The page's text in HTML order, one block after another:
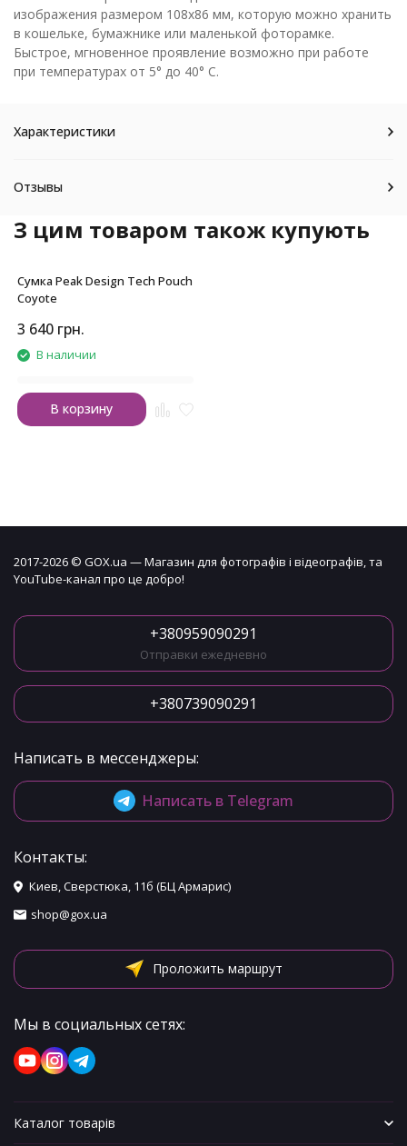
изображения размером 108х86 мм, которую можно хранить
в кошельке, бумажнике или маленькой фоторамке.
Быстрое, мгновенное проявление возможно при работе
при температурах от 5° до 40° С.
Характеристики
Отзывы
З цим товаром також купують
Сумка Peak Design Tech Pouch
Coyote
3 640 грн.
В наличии
В корзину
2017-2026 © GOX.ua — Магазин для фотографів і відеографів, та
YouTube-канал про це добро!
+380959090291
Отправки ежедневно
+380739090291
Написать в мессенджеры:
Написать в Telegram
Контакты:
Киев, Сверстюка, 11б (БЦ Армарис)
shop@gox.ua
Проложить маршрут
Мы в социальных сетях:
Каталог товарів